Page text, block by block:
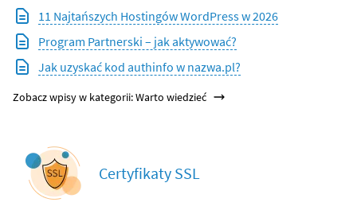
11 Najtańszych Hostingów WordPress w 2026
Program Partnerski – jak aktywować?
Jak uzyskać kod authinfo w nazwa.pl?
Zobacz wpisy w kategorii: Warto wiedzieć
Certyfikaty SSL